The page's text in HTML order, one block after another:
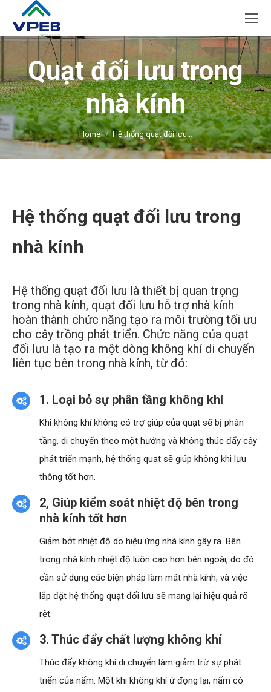
Quạt đối lưu trong
nhà kính
You are here:Home Hệ thống quạt đối lưu…
Hệ thống quạt đối lưu trong
nhà kính
Hệ thống quạt đối lưu là thiết bị quan trọng
trong nhà kính, quạt đối lưu hỗ trợ nhà kính
hoàn thành chức năng tạo ra môi trường tối ưu
cho cây trồng phát triển. Chức năng của quạt
đối lưu là tạo ra một dòng không khí di chuyển
liên tục bên trong nhà kính, từ đó:
1. Loại bỏ sự phân tầng không khí
Khi không khí không có trợ giúp của quạt sẽ bị phân
tầng, di chuyển theo một hướng và không thúc đẩy cây
phát triển mạnh, hệ thống quạt sẽ giúp không khi lưu
thông tốt hơn.
2, Giúp kiểm soát nhiệt độ bên trong
nhà kính tốt hơn
Giảm bớt nhiệt độ do hiệu ứng nhà kính gây ra. Bên
trong nhà kính nhiệt độ luôn cao hơn bên ngoài, do đó
cần sử dụng các biện pháp làm mát nhà kính, và việc
lắp đặt hệ thống quạt đối lưu sẽ mang lại hiệu quả rõ
rệt.
3. Thúc đẩy chất lượng không khí
Thúc đẩy không khí di chuyển làm giảm trừ sự phát
triển của nấm. Một khi không khí ứ đọng lại, nấm có